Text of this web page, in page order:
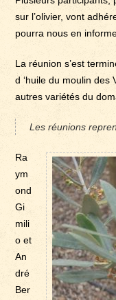
sur l’olivier, vont
pourra nous en
La réunion s’est
d ‘huile du moulin des
autres variétés du
Les réunions
Ra
ym
ond
Gi
mili
o et
An
dré
Ber